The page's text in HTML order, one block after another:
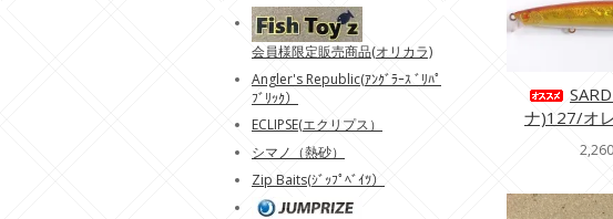
ナ)127/オ
会員様限定販売商品(オリカラ)
Angler's Republic(ｱﾝｸﾞﾗｰｽ ﾞﾘﾊﾟ
ﾌﾞﾘｯｸ）
ECLIPSE(エクリプス）
シマノ（熱砂）
Zip Baits(ｼﾞｯﾌﾟﾍﾞｲﾂ）